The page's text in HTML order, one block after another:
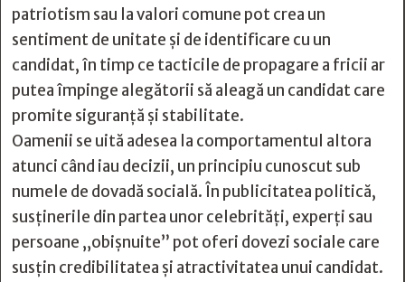
patriotism sau la valori comune pot crea un
sentiment de unitate și de identificare cu un
candidat, în timp ce tacticile de propagare a fricii ar
putea împinge alegătorii să aleagă un candidat care
promite siguranță și stabilitate.
Oamenii se uită adesea la comportamentul altora
atunci când iau decizii, un principiu cunoscut sub
numele de dovadă socială. În publicitatea politică,
susținerile din partea unor celebrități, experți sau
persoane „obișnuite” pot oferi dovezi sociale care
susțin credibilitatea și atractivitatea unui candidat.